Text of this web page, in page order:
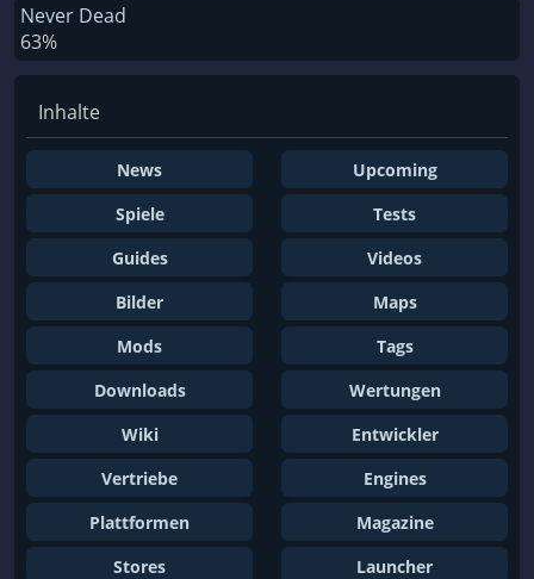
Never Dead
63%
Inhalte
News
Upcoming
Spiele
Tests
Guides
Videos
Bilder
Maps
Mods
Tags
Downloads
Wertungen
Wiki
Entwickler
Vertriebe
Engines
Plattformen
Magazine
Stores
Launcher